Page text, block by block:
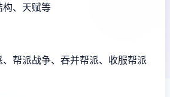
构、天赋等
帮派战争、吞并帮派、收服帮派